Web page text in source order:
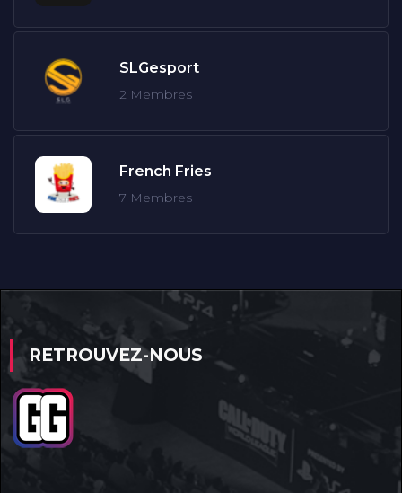
SLGesport
2 Membres
French Fries
7 Membres
RETROUVEZ-NOUS